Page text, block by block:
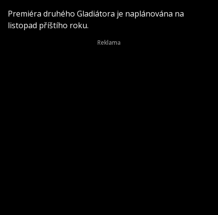
Premiéra druhého Gladiátora je naplánována na
listopad příštího roku.